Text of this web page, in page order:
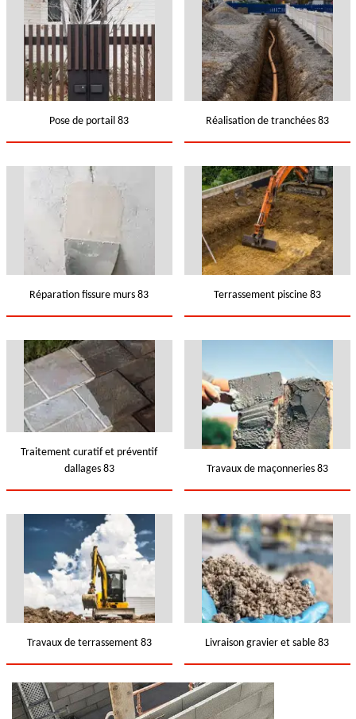
Pose de portail 83 Réalisation de tranchées 83
Réparation fissure murs 83 Terrassement piscine 83
Traitement curatif et préventif
dallages 83
Travaux de maçonneries 83
Travaux de terrassement 83 Livraison gravier et sable 83